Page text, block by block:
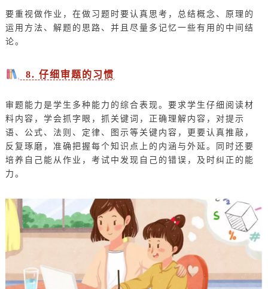
要重视做作业，在做习题时要认真思考，总结概念、原理的
运用方法、解题的思路、并且尽量多记忆一些有用的中间结
论。
8. 仔细审题的习惯
审题能力是学生多种能力的综合表现。要求学生仔细阅读材
料内容，学会抓字眼，抓关键词，正确理解内容，对提示
语、公式、法则、定律、图示等关键内容，更要认真推敲，
反复琢磨，准确把握每个知识点上的内涵与外延。同时还要
培养自己能从作业，考试中发现自己的错误，及时纠正的能
力。